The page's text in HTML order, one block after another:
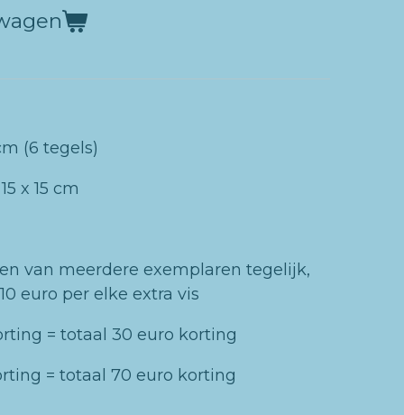
(6 tegels)
x 15 cm
van meerdere exemplaren tegelijk,
euro per elke extra vis
= totaal 30 euro korting
= totaal 70 euro korting